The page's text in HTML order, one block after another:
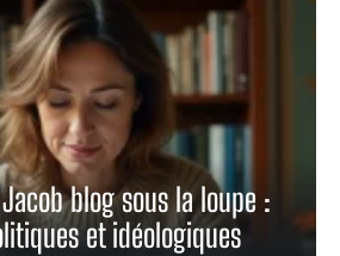
blog sous la loupe :
et idéologiques